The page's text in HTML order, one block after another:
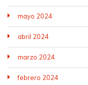
mayo 2024
abril 2024
marzo 2024
febrero 2024